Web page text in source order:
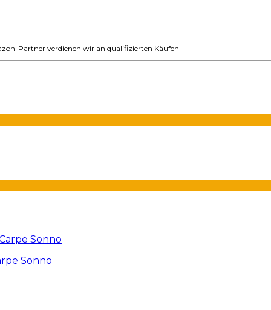
Partner verdienen wir an qualifizierten Käufen
Sonno